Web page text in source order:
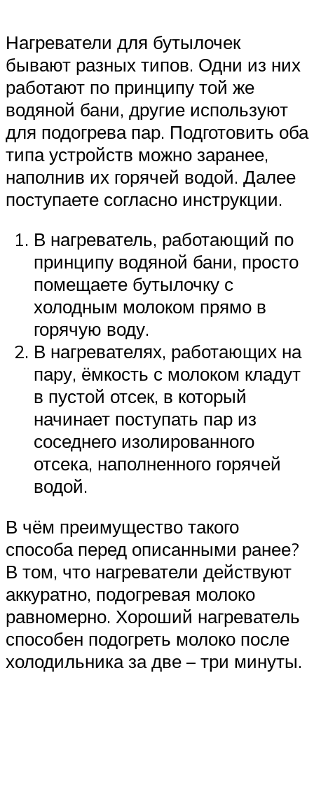
Нагреватели для бутылочек
бывают разных типов. Одни из них
работают по принципу той же
водяной бани, другие используют
для подогрева пар. Подготовить оба
типа устройств можно заранее,
наполнив их горячей водой. Далее
поступаете согласно инструкции.
В нагреватель, работающий по
принципу водяной бани, просто
помещаете бутылочку с
холодным молоком прямо в
горячую воду.
В нагревателях, работающих на
пару, ёмкость с молоком кладут
в пустой отсек, в который
начинает поступать пар из
соседнего изолированного
отсека, наполненного горячей
водой.
В чём преимущество такого
способа перед описанными ранее?
В том, что нагреватели действуют
аккуратно, подогревая молоко
равномерно. Хороший нагреватель
способен подогреть молоко после
холодильника за две – три минуты.